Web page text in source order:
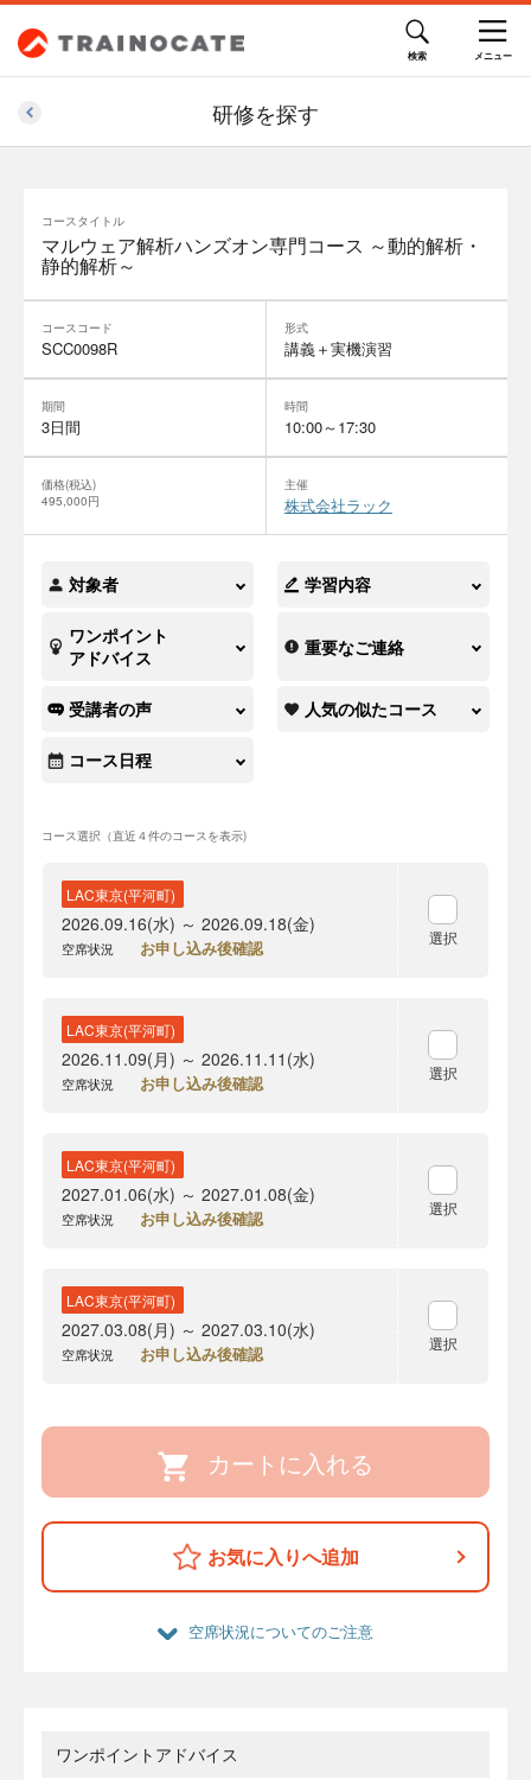
研修を探す
コースタイトル
マルウェア解析ハンズオン専門コース ～動的解析・
静的解析～
コースコード
SCC0098R
形式
講義＋実機演習
期間
3日間
時間
10:00～17:30
価格(税込)
495,000円
主催
株式会社ラック
対象者 学習内容
ワンポイント
アドバイス
重要なご連絡
受講者の声 人気の似たコース
コース日程
コース選択（直近４件のコースを表示)
LAC東京(平河町)
2026.09.16(水) ～ 2026.09.18(金)
空席状況 お申し込み後確認 選択
LAC東京(平河町)
2026.11.09(月) ～ 2026.11.11(水)
空席状況 お申し込み後確認 選択
LAC東京(平河町)
2027.01.06(水) ～ 2027.01.08(金)
空席状況 お申し込み後確認 選択
LAC東京(平河町)
2027.03.08(月) ～ 2027.03.10(水)
空席状況 お申し込み後確認 選択
カートに入れる
お気に入りへ追加
空席状況についてのご注意
ワンポイントアドバイス